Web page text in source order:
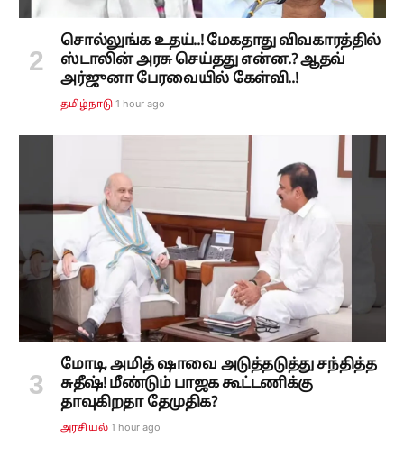
சொல்லுங்க உதய்..! மேகதாது விவகாரத்தில்
ஸ்டாலின் அரசு செய்தது என்ன.? ஆதவ்
அர்ஜுனா பேரவையில் கேள்வி..!
தமிழ்நாடு 1 hour ago
மோடி, அமித் ஷாவை அடுத்தடுத்து சந்தித்த
சுதீஷ்! மீண்டும் பாஜக கூட்டணிக்கு
தாவுகிறதா தேமுதிக?
அரசியல் 1 hour ago